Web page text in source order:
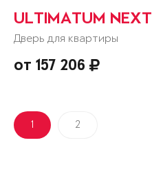
ULTIMATUM NEXT
Дверь для квартиры
от 157 206
1 2